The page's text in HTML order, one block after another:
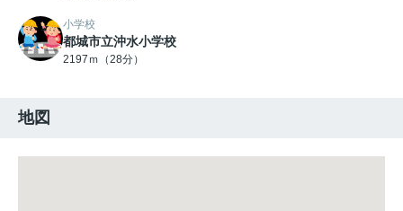
小学校
都城市立沖水小学校
2197ｍ（28分）
地図